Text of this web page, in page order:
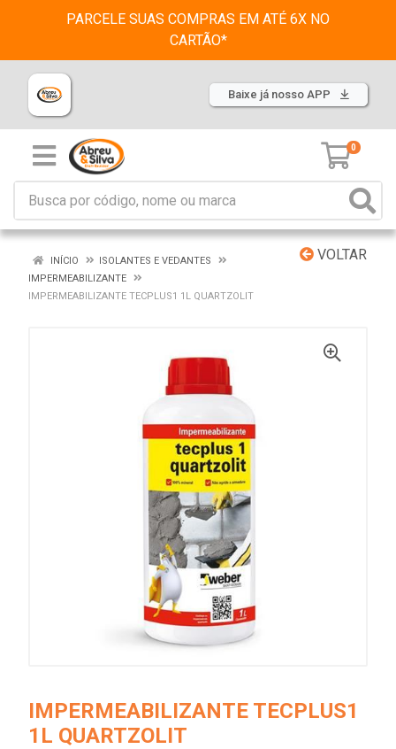
PARCELE SUAS COMPRAS EM ATÉ 6X NO
CARTÃO*
Baixe já nosso APP
0
VOLTAR
INÍCIO
ISOLANTES E VEDANTES
IMPERMEABILIZANTE
IMPERMEABILIZANTE TECPLUS1 1L QUARTZOLIT
IMPERMEABILIZANTE TECPLUS1
1L QUARTZOLIT